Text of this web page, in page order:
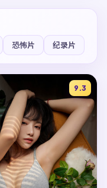
恐怖片 纪录片
9.3